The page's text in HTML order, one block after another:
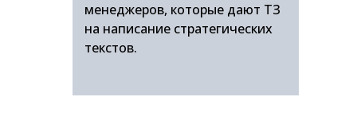
менеджеров, которые дают ТЗ
на написание стратегических
текстов.